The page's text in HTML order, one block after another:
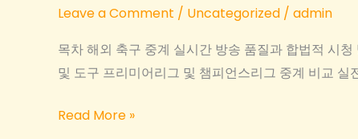
Leave a Comment / Uncategorized / admin
목차 해외 축구 중계 실시간 방송 품질과 합법적 시
및 도구 프리미어리그 및 챔피언스리그 중계 비교
해
Read More »